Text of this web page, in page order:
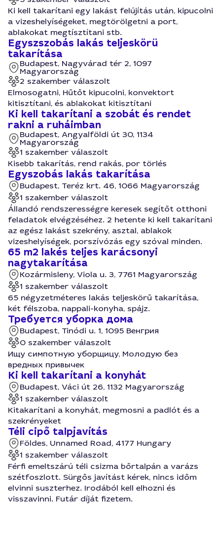
Ki kell takarítani egy lakást felújítás után, kipucolni
a vizeshelyíségeket, megtörölgetni a port,
ablakokat megtísztítani stb.
Egyszszobás lakás teljeskörü
takarítása
Budapest, Nagyvárad tér 2, 1097
Magyarország
2 szakember válaszolt
Elmosogatni, Hűtőt kipucolni, konvektort
kitisztítani, és ablakokat kitisztítani
Ki kell takarítani a szobát és rendet
rakni a ruháimban
Budapest, Angyalföldi út 30, 1134
Magyarország
1 szakember válaszolt
Kisebb takarítás, rend rakás, por törlés
Egyszobás lakás takarítása
Budapest, Teréz krt. 46, 1066 Magyarország
1 szakember válaszolt
Állandó rendszerességre keresek segítőt otthoni
feladatok elvégzéséhez. 2 hetente ki kell takarítani
az egész lakást szekrény, asztal, ablakok
vizeshelyíségek, porszívózás egy szóval minden.
65 m2 lakés teljes karácsonyi
nagytakarítása
Kozármisleny, Viola u. 3, 7761 Magyarország
1 szakember válaszolt
65 négyzetméteres lakás teljeskörű takarítása,
két félszoba, nappali-konyha, spájz.
Требуется уборка дома
Budapest, Tinódi u. 1, 1095 Венгрия
0 szakember válaszolt
Ищу симпотную уборщицу, Молодую без
вредных привычек
Ki kell takarítani a konyhát
Budapest, Váci út 26, 1132 Magyarország
1 szakember válaszolt
Kitakarítani a konyhát, megmosni a padlót és a
szekrényeket
Téli cipő talpjavítás
Földes, Unnamed Road, 4177 Hungary
1 szakember válaszolt
Férfi emeltszárú téli csizma bőrtalpán a varázs
szétfoszlott. Sürgős javítást kérek, nincs időm
elvinni suszterhez. Irodából kell elhozni és
visszavinni. Futár díját fizetem.